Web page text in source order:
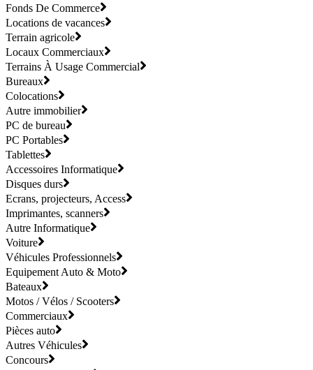
Fonds De Commerce
Locations de vacances
Terrain agricole
Locaux Commerciaux
Terrains À Usage Commercial
Bureaux
Colocations
Autre immobilier
PC de bureau
PC Portables
Tablettes
Accessoires Informatique
Disques durs
Ecrans, projecteurs, Access
Imprimantes, scanners
Autre Informatique
Voiture
Véhicules Professionnels
Equipement Auto & Moto
Bateaux
Motos / Vélos / Scooters
Commerciaux
Pièces auto
Autres Véhicules
Concours